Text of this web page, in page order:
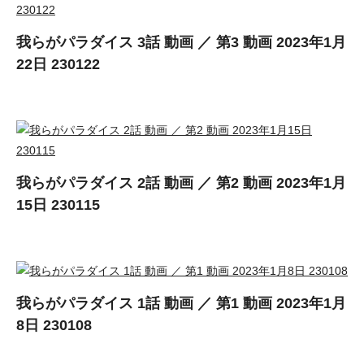
我らがパラダイス 3話 動画 ／ 第3 動画 2023年1月
22日 230122
我らがパラダイス 2話 動画 ／ 第2 動画 2023年1月
15日 230115
我らがパラダイス 1話 動画 ／ 第1 動画 2023年1月
8日 230108